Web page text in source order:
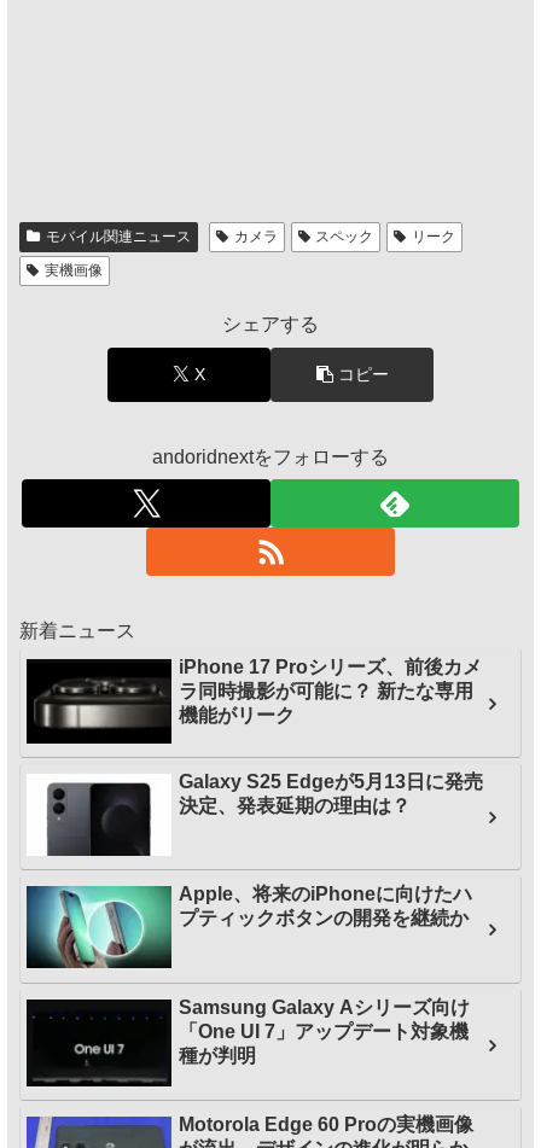
モバイル関連ニュース カメラ スペック
リーク
実機画像
シェアする
X コピー
andoridnextをフォローする
新着ニュース
iPhone 17 Proシリーズ、前後カメ
ラ同時撮影が可能に？ 新たな専用
機能がリーク
Galaxy S25 Edgeが5月13日に発売
決定、発表延期の理由は？
Apple、将来のiPhoneに向けたハ
プティックボタンの開発を継続か
Samsung Galaxy Aシリーズ向け
「One UI 7」アップデート対象機
種が判明
Motorola Edge 60 Proの実機画像